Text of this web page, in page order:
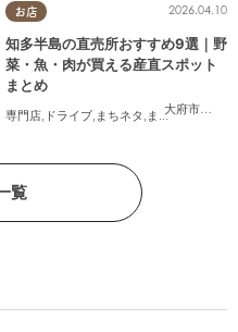
まるスタイル掲載店
お店
大府市
,知多
2026.04.10
知多半島の直売所おすすめ9選｜野
菜・魚・肉が買える産直スポット
まとめ
専門店 ドライブ まちネタ まとめ記事 ,夫婦
覧